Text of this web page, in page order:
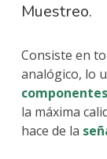
Muestreo.
Consiste en
analógico, lo
componentes
la máxima
hace de la